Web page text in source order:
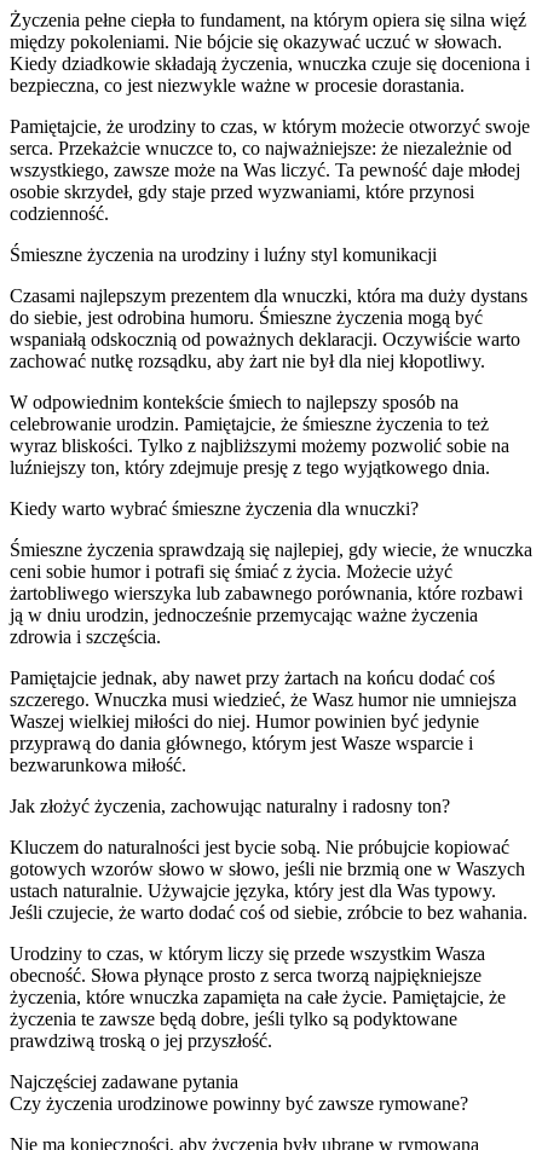
Życzenia pełne ciepła to fundament, na którym opiera się silna więź
między pokoleniami. Nie bójcie się okazywać uczuć w słowach.
Kiedy dziadkowie składają życzenia, wnuczka czuje się doceniona i
bezpieczna, co jest niezwykle ważne w procesie dorastania.
Pamiętajcie, że urodziny to czas, w którym możecie otworzyć swoje
serca. Przekażcie wnuczce to, co najważniejsze: że niezależnie od
wszystkiego, zawsze może na Was liczyć. Ta pewność daje młodej
osobie skrzydeł, gdy staje przed wyzwaniami, które przynosi
codzienność.
Śmieszne życzenia na urodziny i luźny styl komunikacji
Czasami najlepszym prezentem dla wnuczki, która ma duży dystans
do siebie, jest odrobina humoru. Śmieszne życzenia mogą być
wspaniałą odskocznią od poważnych deklaracji. Oczywiście warto
zachować nutkę rozsądku, aby żart nie był dla niej kłopotliwy.
W odpowiednim kontekście śmiech to najlepszy sposób na
celebrowanie urodzin. Pamiętajcie, że śmieszne życzenia to też
wyraz bliskości. Tylko z najbliższymi możemy pozwolić sobie na
luźniejszy ton, który zdejmuje presję z tego wyjątkowego dnia.
Kiedy warto wybrać śmieszne życzenia dla wnuczki?
Śmieszne życzenia sprawdzają się najlepiej, gdy wiecie, że wnuczka
ceni sobie humor i potrafi się śmiać z życia. Możecie użyć
żartobliwego wierszyka lub zabawnego porównania, które rozbawi
ją w dniu urodzin, jednocześnie przemycając ważne życzenia
zdrowia i szczęścia.
Pamiętajcie jednak, aby nawet przy żartach na końcu dodać coś
szczerego. Wnuczka musi wiedzieć, że Wasz humor nie umniejsza
Waszej wielkiej miłości do niej. Humor powinien być jedynie
przyprawą do dania głównego, którym jest Wasze wsparcie i
bezwarunkowa miłość.
Jak złożyć życzenia, zachowując naturalny i radosny ton?
Kluczem do naturalności jest bycie sobą. Nie próbujcie kopiować
gotowych wzorów słowo w słowo, jeśli nie brzmią one w Waszych
ustach naturalnie. Używajcie języka, który jest dla Was typowy.
Jeśli czujecie, że warto dodać coś od siebie, zróbcie to bez wahania.
Urodziny to czas, w którym liczy się przede wszystkim Wasza
obecność. Słowa płynące prosto z serca tworzą najpiękniejsze
życzenia, które wnuczka zapamięta na całe życie. Pamiętajcie, że
życzenia te zawsze będą dobre, jeśli tylko są podyktowane
prawdziwą troską o jej przyszłość.
Najczęściej zadawane pytania
Czy życzenia urodzinowe powinny być zawsze rymowane?
Nie ma konieczności, aby życzenia były ubrane w rymowaną